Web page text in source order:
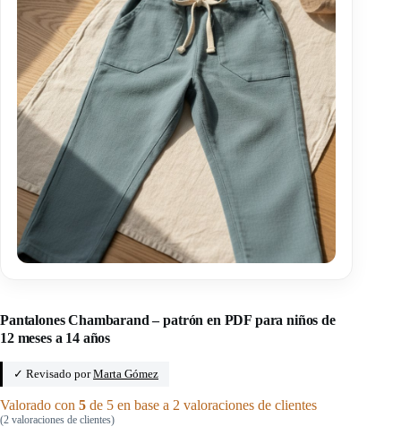
Pantalones Chambarand – patrón en PDF para niños de
12 meses a 14 años
✓ Revisado porMarta Gómez
Valorado con 5 de 5 en base a 2 valoraciones de clientes
(2 valoraciones de clientes)